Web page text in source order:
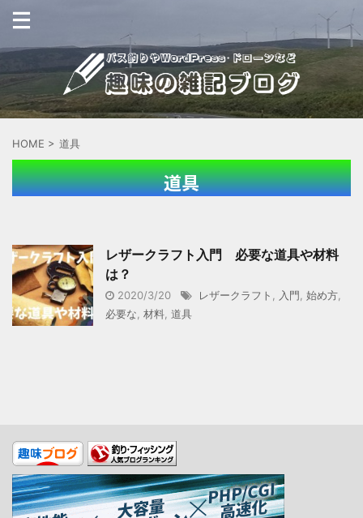
HOME > 道具
道具
レザークラフト入門 必要な道具や材料
は？
2020/3/20 レザークラフト 入門 始め方
必要な 材料 道具